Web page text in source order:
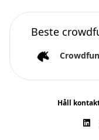
Beste
Håll